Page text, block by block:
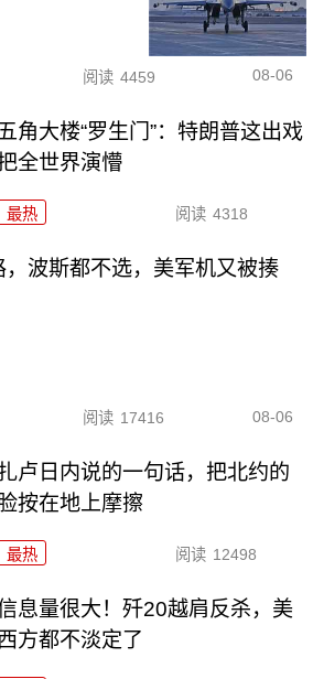
阅读 4459 08-06
五角大楼“罗生门”：特朗普这出戏
全世界演懵
最热 阅读 4318
波斯都不选，美军机又被揍
阅读 17416 08-06
卢日内说的一句话，把北约的
按在地上摩擦
最热 阅读 12498
息量很大！歼20越肩反杀，美
西方都不淡定了